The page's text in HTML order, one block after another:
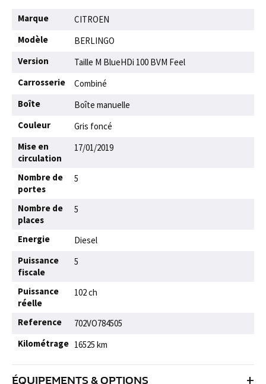
Marque
CITROEN
Modèle
BERLINGO
Version
Taille M BlueHDi 100 BVM Feel
Carrosserie
Combiné
Boîte
Boîte manuelle
Couleur
Gris foncé
Mise en
circulation
17/01/2019
Nombre de
portes
5
Nombre de
places
5
Energie
Diesel
Puissance
fiscale
5
Puissance
réelle
102 ch
Reference
702VO784505
Kilométrage 16525 km
ÉQUIPEMENTS & OPTIONS